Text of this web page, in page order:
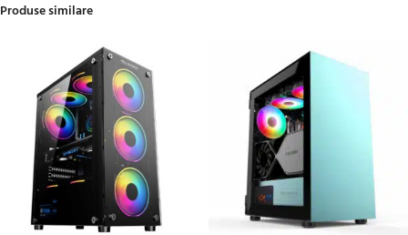
Produse similare